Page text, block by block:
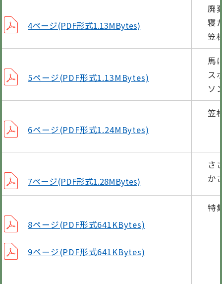
4ページ(PDF形式1.13MBytes)
廃
寝
笠
5ページ(PDF形式1.13MBytes)
馬
ス
ソ
6ページ(PDF形式1.24MBytes)
笠
7ページ(PDF形式1.28MBytes)
さ
か
8ページ(PDF形式641KBytes)
9ページ(PDF形式641KBytes)
特